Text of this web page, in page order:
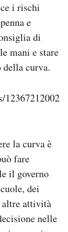
i rischi
e
di
mani e stare
della curva.
la curva è
fare
il governo
dei
altre attività
nelle